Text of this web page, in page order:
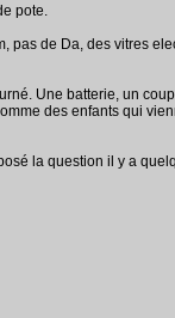
pote.
de Da, des vitres
Une batterie, un
des enfants qui
la question il y a